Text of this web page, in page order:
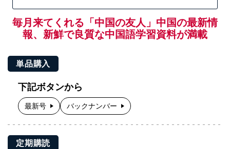
毎月来てくれる「中国の友人」中国の最新情
報、新鮮で良質な中国語学習資料が満載
単品購入
下記ボタンから
最新号 バックナンバー
定期購読